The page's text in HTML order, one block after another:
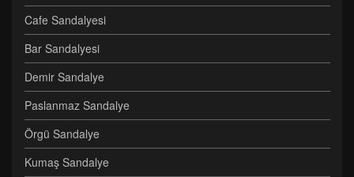
Cafe Sandalyesi
Bar Sandalyesi
Demir Sandalye
Paslanmaz Sandalye
Örgü Sandalye
Kumaş Sandalye